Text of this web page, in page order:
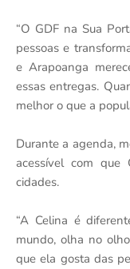
“O GDF na Sua
pessoas e
e Arapoanga
essas entregas.
melhor o que a
Durante a agenda,
acessível com que
cidades.
“A Celina é
mundo, olha no
que ela gosta das